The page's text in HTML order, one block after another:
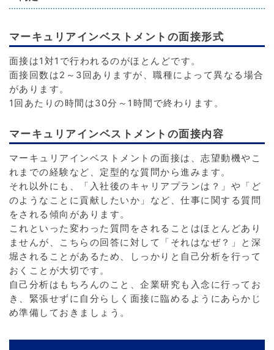
マーキュリアインベストメントの面接形式
面接は1対1で行われるのがほとんどです。
面接回数は2～3回ありますが、職種によって異なる場合
があります。
1回あたりの時間は30分～1時間で終わります。
マーキュリアインベストメントの面接内容
マーキュリアインベストメントの面接は、志望動機やこ
れまでの経験など、定型的な質問から進みます。
それ以外にも、「入社後のキャリアプランは？」や「ど
のようなことに貢献したいか」など、仕事に関する質問
をされる傾向があります。
これといった変わった質問をされることはほとんどあり
ませんが、こちらの回答に対して「それはなぜ？」と深
堀されることがあるため、しっかりと自己分析を行って
おくことが大切です。
自己分析はもちろんのこと、企業研究も入念に行ってお
き、緊張せずに自分らしく面接に臨めるようにあらかじ
め準備しておきましょう。